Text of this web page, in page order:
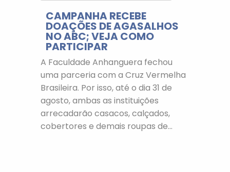
CAMPANHA RECEBE
DOAÇÕES DE AGASALHOS
NO ABC; VEJA COMO
PARTICIPAR
A Faculdade Anhanguera fechou
uma parceria com a Cruz Vermelha
Brasileira. Por isso, até o dia 31 de
agosto, ambas as instituições
arrecadarão casacos, calçados,
cobertores e demais roupas de...